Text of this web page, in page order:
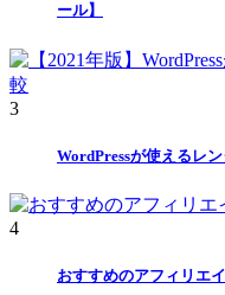
ール】
3
WordPressが使えるレ
4
おすすめのアフィリエ